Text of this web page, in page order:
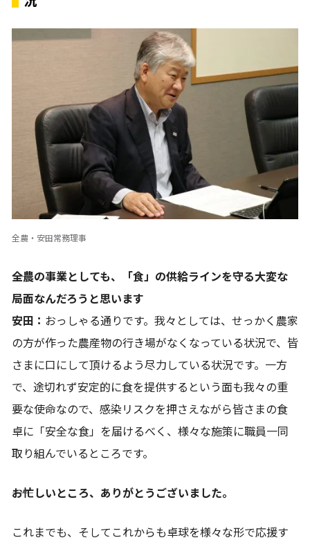
全農・安田常務理事
――全農の事業としても、「食」の供給ラインを守る大変な
局面なんだろうと思います
安田： おっしゃる通りです。我々としては、せっかく農家
の方が作った農産物の行き場がなくなっている状況で、皆
さまに口にして頂けるよう尽力している状況です。一方
で、途切れず安定的に食を提供するという面も我々の重
要な使命なので、感染リスクを押さえながら皆さまの食
卓に「安全な食」を届けるべく、様々な施策に職員一同
取り組んでいるところです。
――お忙しいところ、ありがとうございました。
これまでも、そしてこれからも卓球を様々な形で応援す